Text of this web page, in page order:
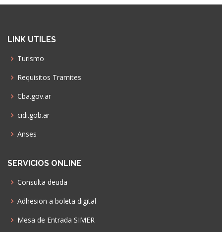
LINK UTILES
Turismo
Requisitos Tramites
Cba.gov.ar
cidi.gob.ar
Anses
SERVICIOS ONLINE
Consulta deuda
Adhesion a boleta digital
Mesa de Entrada SIMER